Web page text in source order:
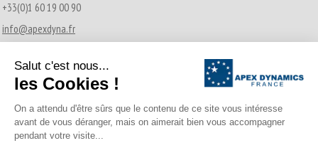
+33(0)1 60 19 00 90
info@apexdyna.fr
Actualités récentes
21/12/2016